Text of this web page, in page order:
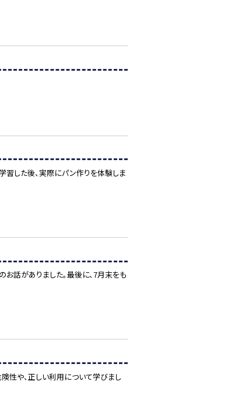
した後、実際にパン作りを体験しま
話がありました。最後に、7月末をも
性や、正しい利用について学びまし